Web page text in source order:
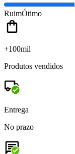
RuimÓtimo
+100mil
Produtos vendidos
Entrega
No prazo